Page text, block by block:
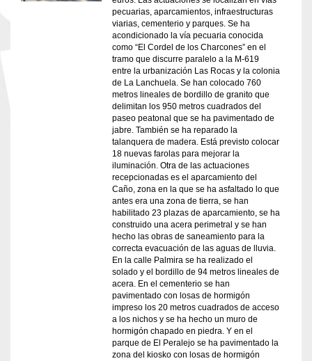
pecuarias, aparcamientos, infraestructuras
viarias, cementerio y parques. Se ha
acondicionado la vía pecuaria conocida
como “El Cordel de los Charcones” en el
tramo que discurre paralelo a la M-619
entre la urbanización Las Rocas y la colonia
de La Lanchuela. Se han colocado 760
metros lineales de bordillo de granito que
delimitan los 950 metros cuadrados del
paseo peatonal que se ha pavimentado de
jabre. También se ha reparado la
talanquera de madera. Está previsto colocar
18 nuevas farolas para mejorar la
iluminación. Otra de las actuaciones
recepcionadas es el aparcamiento del
Caño, zona en la que se ha asfaltado lo que
antes era una zona de tierra, se han
habilitado 23 plazas de aparcamiento, se ha
construido una acera perimetral y se han
hecho las obras de saneamiento para la
correcta evacuación de las aguas de lluvia.
En la calle Palmira se ha realizado el
solado y el bordillo de 94 metros lineales de
acera. En el cementerio se han
pavimentado con losas de hormigón
impreso los 20 metros cuadrados de acceso
a los nichos y se ha hecho un muro de
hormigón chapado en piedra. Y en el
parque de El Peralejo se ha pavimentado la
zona del kiosko con losas de hormigón